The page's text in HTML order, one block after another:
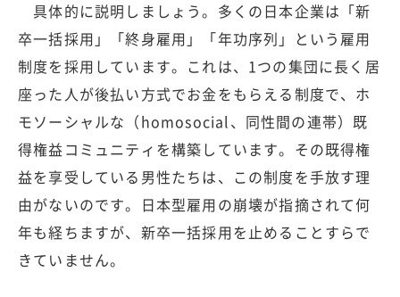
具体的に説明しましょう。多くの日本企業は「新
卒一括採用」「終身雇用」「年功序列」という雇用
制度を採用しています。これは、1つの集団に長く居
座った人が後払い方式でお金をもらえる制度で、ホ
モソーシャルな（homosocial、同性間の連帯）既
得権益コミュニティを構築しています。その既得権
益を享受している男性たちは、この制度を手放す理
由がないのです。日本型雇用の崩壊が指摘されて何
年も経ちますが、新卒一括採用を止めることすらで
きていません。